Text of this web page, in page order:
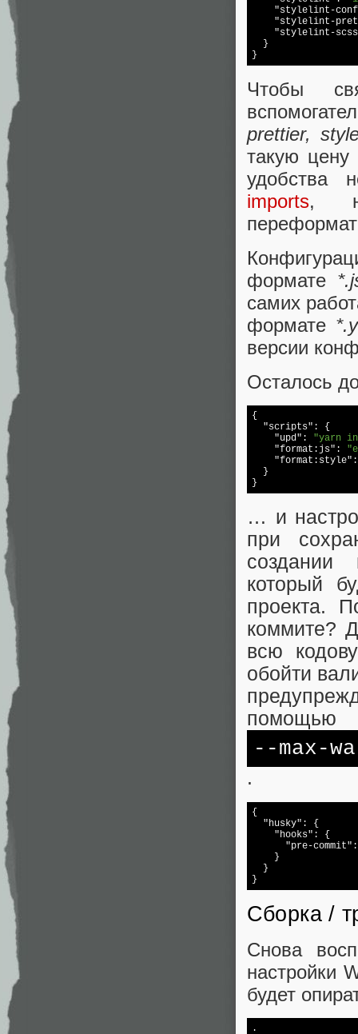
"stylelint-
"stylelint-
"stylelint-
  }
Чтобы
prettier,
такую цену
удобства
imports,
формате
самих
формате
версии
Осталось
{
"scripts" : {
"upd" : "yarn
"format:js" :
"format:style"
  }
… и
при
создании
который
проекта.
коммите?
всю
обойти
помощью
--max-
.
{
"husky" : {
"hooks" : {
"pre-commit"
    }
  }
Сборка /
Снова
настройки
будет
.